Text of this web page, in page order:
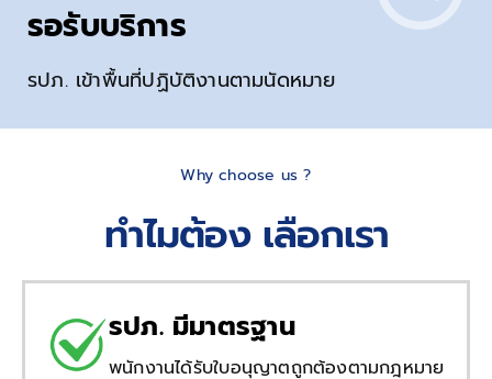
รอรับบริการ
รปภ. เข้าพื้นที่ปฏิบัติงานตามนัดหมาย
Why choose us ?
ทำไมต้อง เลือกเรา
รปภ. มีมาตรฐาน
พนักงานได้รับใบอนุญาตถูกต้องตามกฎหมาย